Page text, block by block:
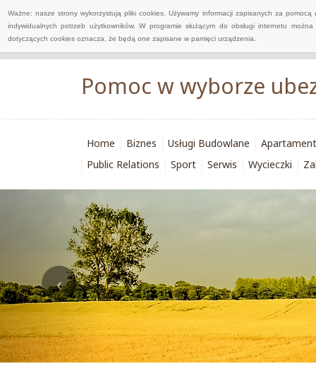
Ważne: nasze strony wykorzystują pliki cookies. Używamy informacji zapisanych za
indywidualnych potrzeb użytkowników. W programie służącym do obsługi internetu
dotyczących cookies oznacza, że będą one zapisane w pamięci urządzenia.
Pomoc w wyborze
Home Biznes Usługi Budowlane
Public Relations
Sport Serwis Wycieczki